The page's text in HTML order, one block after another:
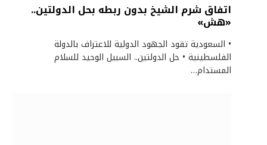
اتفاق شرم الشيخ بدون ربطه بحل الدولتين..
«هش»
• السعودية تقود الجهود الدولية للاعتراف بالدولة
الفلسطينية • حل الدولتين.. السبيل الوحيد للسلام
المستدام…